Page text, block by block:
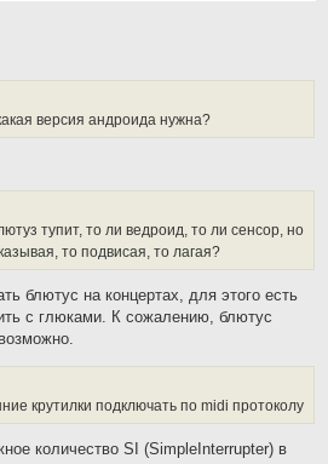
версия андроида нужна?
тупит, то ли ведроид, то ли сенсор, но
то подвисая, то лагая?
блютус на концертах, для этого есть
с глюками. К сожалению, блютус
крутилки подключать по midi протоколу
количество SI (SimpleInterrupter) в